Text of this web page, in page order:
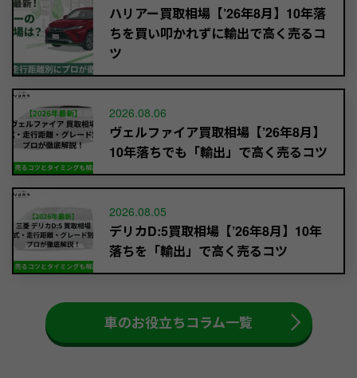
ハリアー買取相場【’26年8月】10年落
ちを買い叩かれずに輸出で高く売るコ
ツ
2026.08.06
ヴェルファイア買取相場【’26年8月】
10年落ちでも「輸出」で高く売るコツ
2026.08.05
デリカD:5買取相場【’26年8月】10年
落ちを「輸出」で高く売るコツ
車のお役立ちコラム一覧